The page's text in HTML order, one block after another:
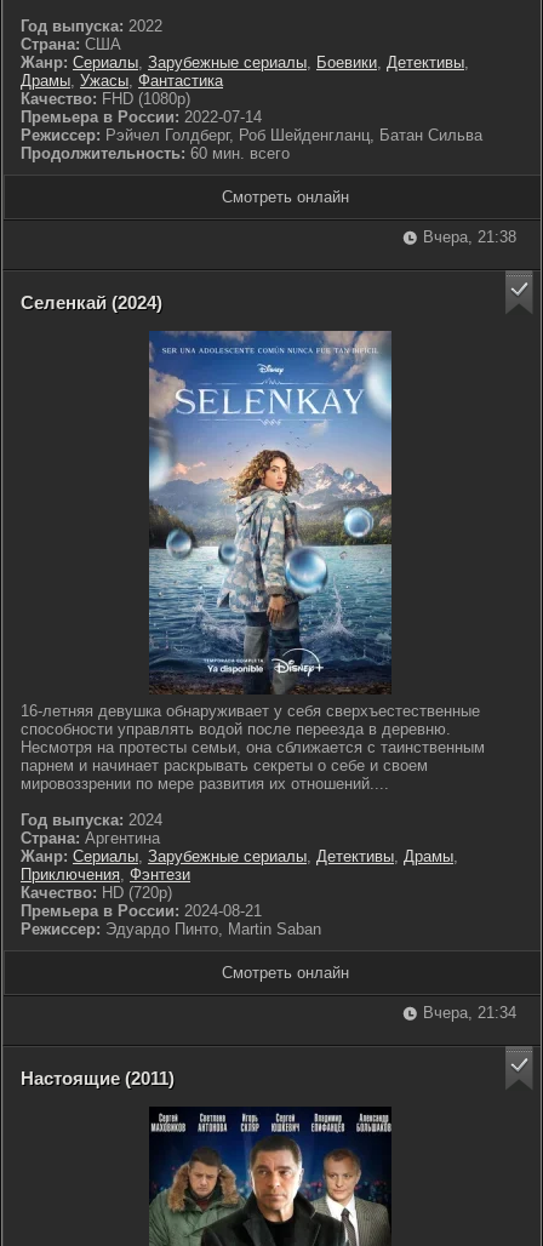
Год выпуска: 2022
Страна: США
Жанр: Сериалы, Зарубежные сериалы, Боевики, Детективы,
Драмы, Ужасы, Фантастика
Качество: FHD (1080p)
Премьера в России: 2022-07-14
Режиссер: Рэйчел Голдберг, Роб Шейденгланц, Батан Сильва
Продолжительность: 60 мин. всего
Смотреть онлайн
Вчера, 21:38
Селенкай (2024)
16-летняя девушка обнаруживает у себя сверхъестественные
способности управлять водой после переезда в деревню.
Несмотря на протесты семьи, она сближается с таинственным
парнем и начинает раскрывать секреты о себе и своем
мировоззрении по мере развития их отношений....
Год выпуска: 2024
Страна: Аргентина
Жанр: Сериалы, Зарубежные сериалы, Детективы, Драмы,
Приключения, Фэнтези
Качество: HD (720p)
Премьера в России: 2024-08-21
Режиссер: Эдуардо Пинто, Martin Saban
Смотреть онлайн
Вчера, 21:34
Настоящие (2011)